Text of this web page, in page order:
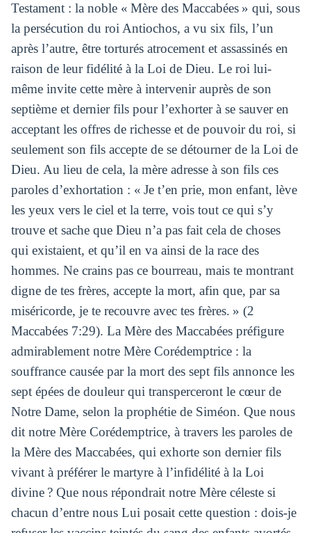
Testament : la noble « Mère des Maccabées » qui, sous
la persécution du roi Antiochos, a vu six fils, l’un
après l’autre, être torturés atrocement et assassinés en
raison de leur fidélité à la Loi de Dieu. Le roi lui-
même invite cette mère à intervenir auprès de son
septième et dernier fils pour l’exhorter à se sauver en
acceptant les offres de richesse et de pouvoir du roi, si
seulement son fils accepte de se détourner de la Loi de
Dieu. Au lieu de cela, la mère adresse à son fils ces
paroles d’exhortation : « Je t’en prie, mon enfant, lève
les yeux vers le ciel et la terre, vois tout ce qui s’y
trouve et sache que Dieu n’a pas fait cela de choses
qui existaient, et qu’il en va ainsi de la race des
hommes. Ne crains pas ce bourreau, mais te montrant
digne de tes frères, accepte la mort, afin que, par sa
miséricorde, je te recouvre avec tes frères. » (2
Maccabées 7:29). La Mère des Maccabées préfigure
admirablement notre Mère Corédemptrice : la
souffrance causée par la mort des sept fils annonce les
sept épées de douleur qui transperceront le cœur de
Notre Dame, selon la prophétie de Siméon. Que nous
dit notre Mère Corédemptrice, à travers les paroles de
la Mère des Maccabées, qui exhorte son dernier fils
vivant à préférer le martyre à l’infidélité à la Loi
divine ? Que nous répondrait notre Mère céleste si
chacun d’entre nous Lui posait cette question : dois-je